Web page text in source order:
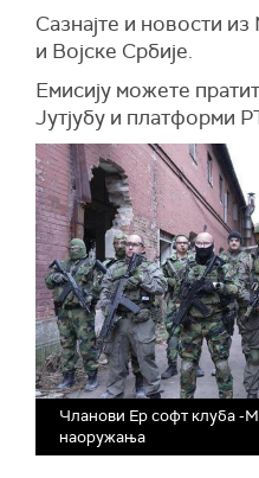
Сазнајте и новости
и Војске Србије.
Емисију можете
Јутјубу и платформи
Чланови Eр софт клуба -
наоружања